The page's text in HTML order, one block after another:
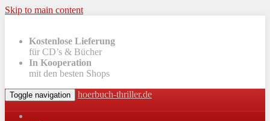
Skip to main content
Kostenlose Lieferung
für CD’s & Bücher
In Kooperation
mit den besten Shops
Toggle navigation hoerbuch-thriller.de